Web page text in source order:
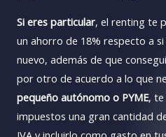
Si eres particular, el renting te
un ahorro de 18% respecto a
nuevo, además de que
por otro de acuerdo a lo que
pequeño autónomo o PYME, te
impuestos una gran cantidad